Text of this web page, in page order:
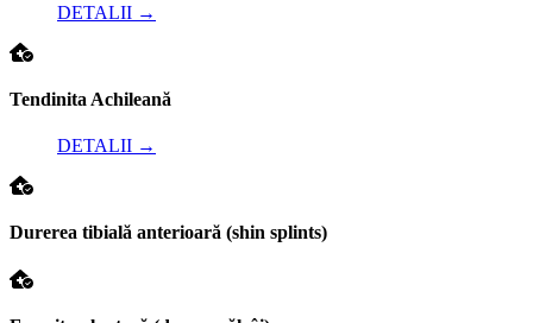
DETALII →
Tendinita Achileană
DETALII →
Durerea tibială anterioară (shin splints)